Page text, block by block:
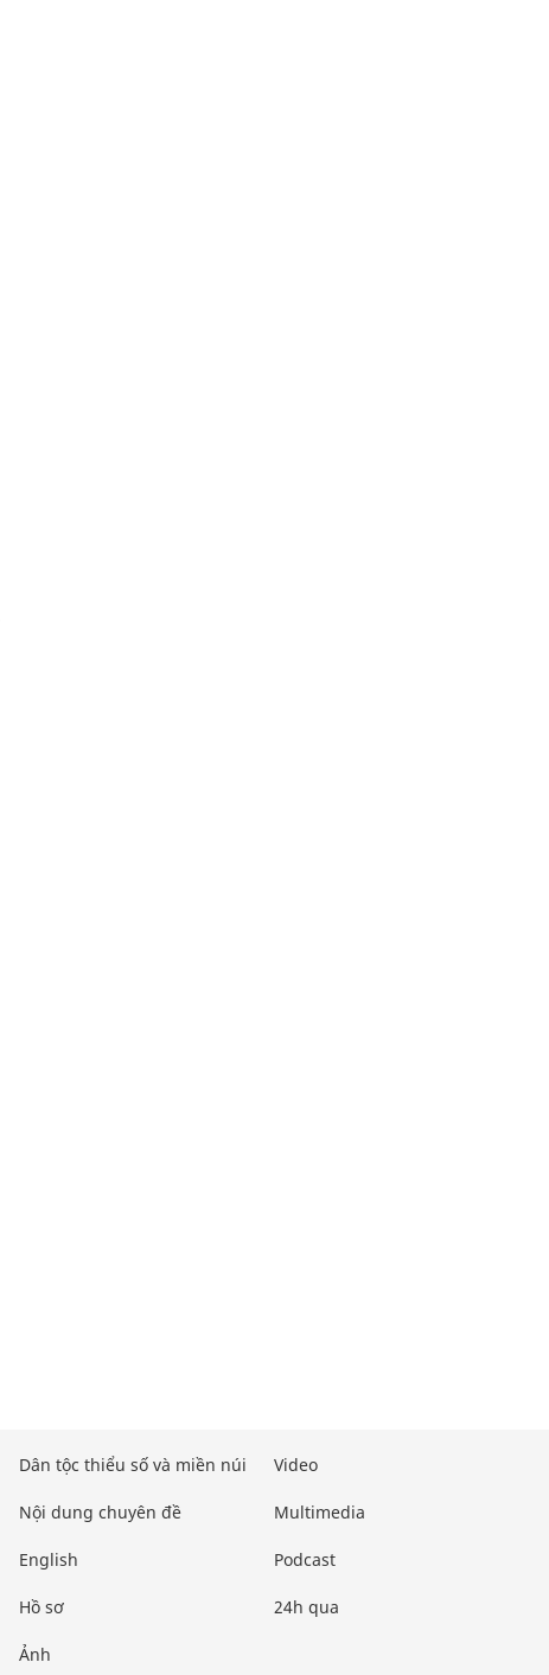
Dân tộc thiểu số và miền núi
Nội dung chuyên đề
English
Hồ sơ
Ảnh
Video
Multimedia
Podcast
24h qua